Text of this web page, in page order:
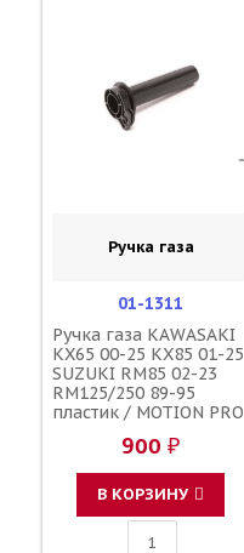
Ручка газа
01-1311
Ручка газа KAWASAKI
KX65 00-25 KX85 01-25
SUZUKI RM85 02-23
RM125/250 89-95
пластик / MOTION PRO
57110-27C00 46019-
0023 46019-1054
900 ₽
В КОРЗИНУ